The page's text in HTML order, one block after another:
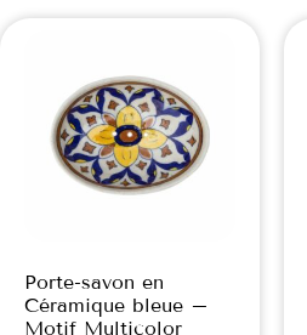
Porte-savon en
Céramique bleue –
Motif Multicolor